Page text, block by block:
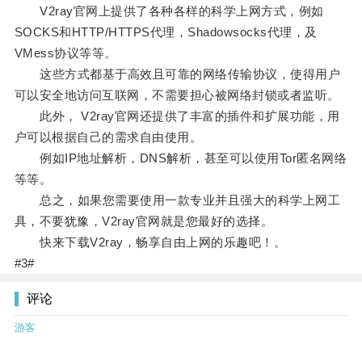
V2ray官网上提供了各种各样的科学上网方式，例如
SOCKS和HTTP/HTTPS代理，Shadowsocks代理，及
VMess协议等等。
这些方式都基于高效且可靠的网络传输协议，使得用户
可以安全地访问互联网，不需要担心被网络封锁或者监听。
此外， V2ray官网还提供了丰富的插件和扩展功能，用
户可以根据自己的需求自由使用。
例如IP地址解析，DNS解析，甚至可以使用Tor匿名网络
等等。
总之，如果您需要使用一款专业并且强大的科学上网工
具，不要犹豫，V2ray官网就是您最好的选择。
快来下载V2ray，畅享自由上网的乐趣吧！。
#3#
评论
游客